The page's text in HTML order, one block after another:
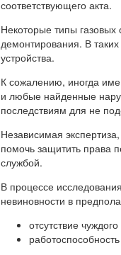
соответствующего акта.
Некоторые типы газовых
демонтирования. В
устройства.
К сожалению, иногда
и любые найденные
последствиям для не
Независимая
помочь защитить права
службой.
В процессе
невиновности в
отсутствие